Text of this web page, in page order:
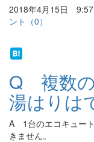
2018年4月15日
ント（0）
Q 複数
湯はりは
A 1台のエコキュー
きません。